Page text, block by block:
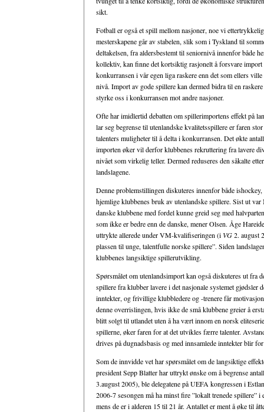
sikt.
Fotball er også et spill mellom nasjoner, noe vi
mesterskapene går av stabelen, slik som i Tyskland til
deltakelsen, fra aldersbestemt til seniornivå innenfor både
kollektiv, kan finne det kortsiktig rasjonelt å forsvare
konkurransen i vår egen liga raskere enn det som ellers
nivå. Import av gode spillere kan dermed bidra til en
styrke oss i konkurransen mot andre nasjoner.
Ofte har imidlertid debatten om spillerimportens effekt på
lar seg begrense til utenlandske kvalitetsspillere er faren
talenters muligheter til å delta i konkurransen. Det økte
importen øker vil derfor klubbenes rekruttering fra lavere
nivået som virkelig teller. Dermed reduseres den såkalte
landslagene.
Denne problemstillingen diskuteres innenfor både
hjemlige klubbenes bruk av utenlandske spillere. Sist ut
danske klubbene med fordel kunne greid seg med
som ikke er bedre enn de danske, mener Olsen. Åge
uttrykte allerede under VM-kvalifiseringen (i VG2. august
plassen til unge, talentfulle norske spillere”. Siden
klubbenes langsiktige spillerutvikling.
Spørsmålet om utenlandsimport kan også diskuteres ut fra
spillere fra klubber lavere i det nasjonale systemet gjødsler
inntekter, og frivillige klubbledere og -trenere får
denne overrislingen, hvis ikke de små klubbene greier å
blitt solgt til utlandet uten å ha vært innom en norsk
spillerne, øker faren for at det utvikles færre talenter.
drives på dugnadsbasis og med innsamlede inntekter blir
Som de innvidde vet har spørsmålet om de langsiktige
president Sepp Blatter har uttrykt ønske om å begrense
3.august 2005), ble delegatene på UEFA kongressen i
2006-7 sesongen må ha minst fire ”lokalt trenede
mens de er i alderen 15 til 21 år. Antallet er ment å øke til